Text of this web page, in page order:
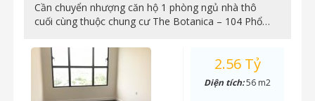
Cần chuyển nhượng căn hộ 1 phòng ngủ nhà thô
cuối cùng thuộc chung cư The Botanica – 104 Phổ…
2.56 Tỷ
Diện tích:56 m2